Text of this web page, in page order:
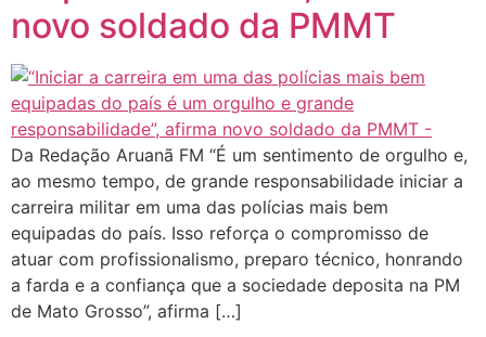
novo soldado da PMMT
Da Redação Aruanã FM “É um sentimento de orgulho e,
ao mesmo tempo, de grande responsabilidade iniciar a
carreira militar em uma das polícias mais bem
equipadas do país. Isso reforça o compromisso de
atuar com profissionalismo, preparo técnico, honrando
a farda e a confiança que a sociedade deposita na PM
de Mato Grosso”, afirma […]